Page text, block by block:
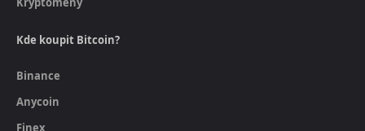
Kde koupit Bitcoin?
Binance
Anycoin
Finex